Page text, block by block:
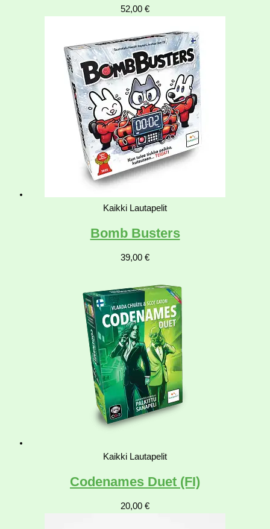
52,00 €
Kaikki Lautapelit
Bomb Busters
39,00 €
Kaikki Lautapelit
Codenames Duet (FI)
20,00 €